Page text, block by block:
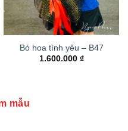
Bó hoa tình yêu – B47
1.600.000 ₫
mẫu